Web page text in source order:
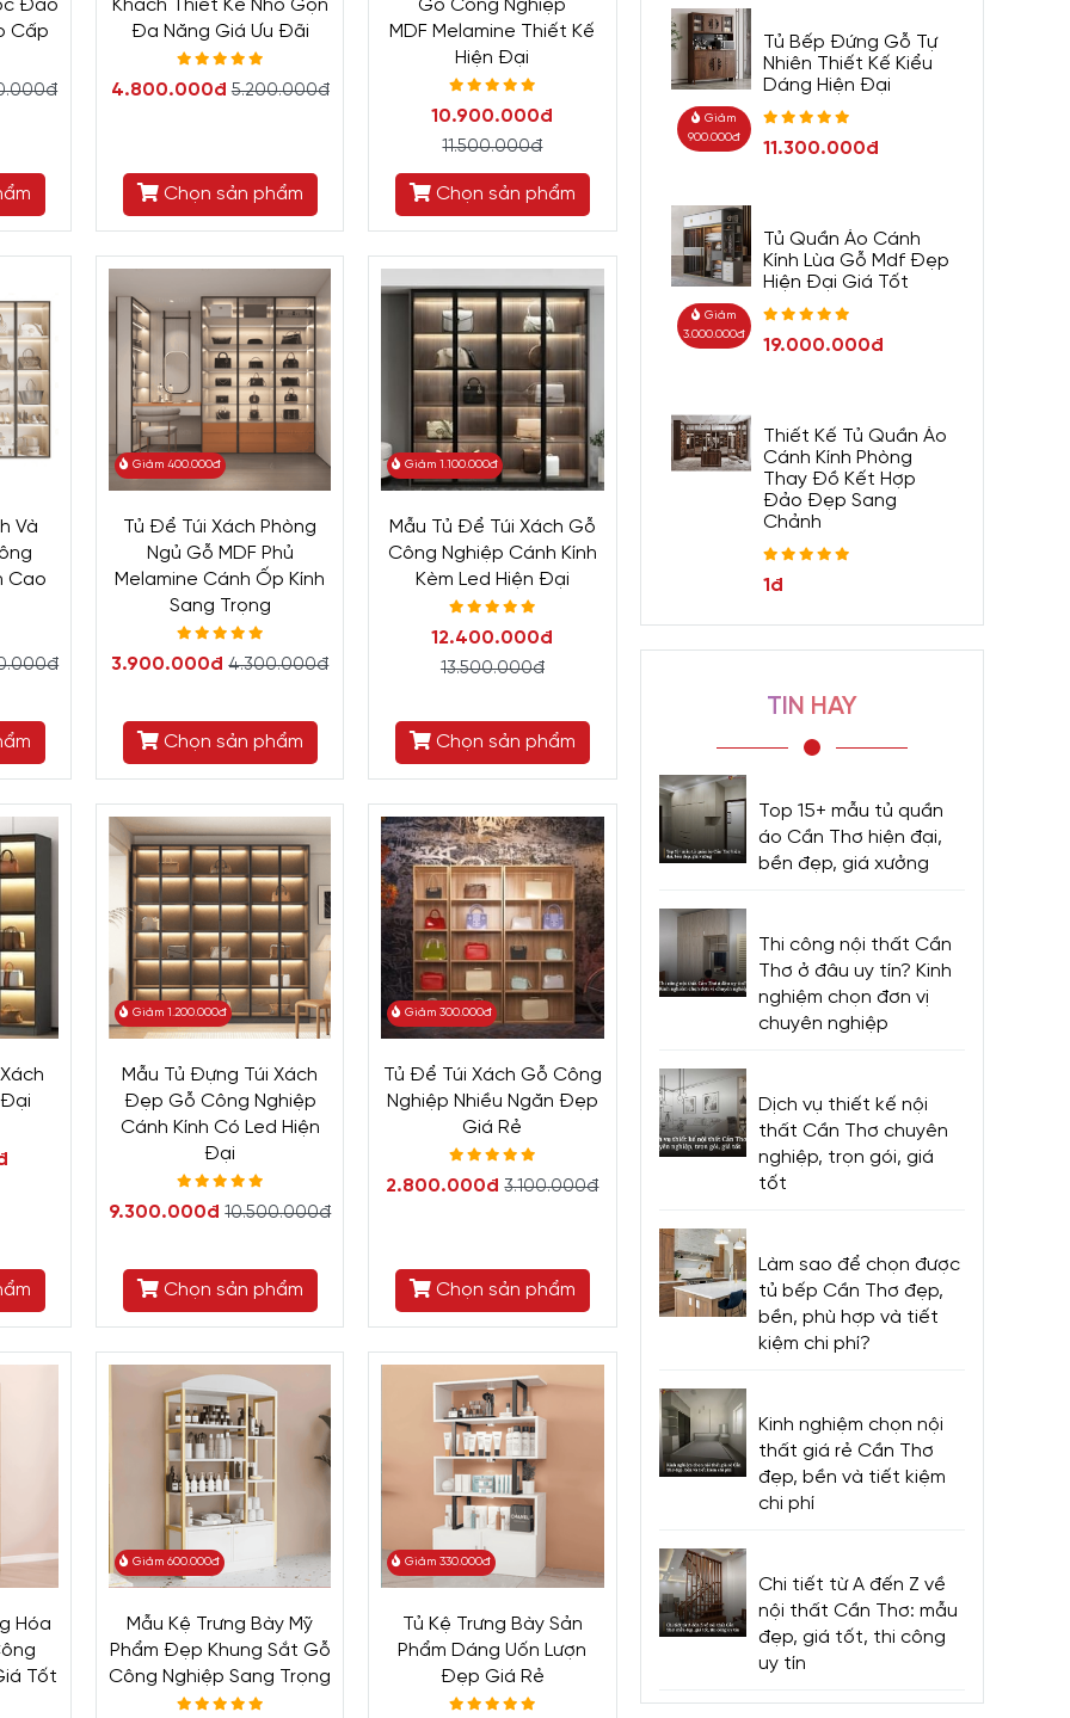
Đáo
Cấp
Khách Thiết Kế Nhỏ Gọn
Đa Năng Giá Ưu Đãi
4.800.000đ 5.200.000đ
Chọn sản phẩm
Gỗ Công Nghiệp
MDF Melamine Thiết Kế
Hiện Đại
10.900.000đ
11.500.000đ
Chọn sản phẩm
Và
Cao
Giảm 400.000đ
Tủ Để Túi Xách Phòng
Ngủ Gỗ MDF Phủ
Melamine Cánh Ốp Kính
Sang Trọng
3.900.000đ 4.300.000đ
Chọn sản phẩm
Giảm 1.100.000đ
Mẫu Tủ Để Túi Xách Gỗ
Công Nghiệp Cánh Kính
Kèm Led Hiện Đại
12.400.000đ
13.500.000đ
Chọn sản phẩm
Đại
Giảm 1.200.000đ
Mẫu Tủ Đựng Túi Xách
Đẹp Gỗ Công Nghiệp
Cánh Kính Có Led Hiện
Đại
9.300.000đ 10.500.000đ
Chọn sản phẩm
Giảm 300.000đ
Tủ Để Túi Xách Gỗ Công
Nghiệp Nhiều Ngăn Đẹp
Giá Rẻ
2.800.000đ 3.100.000đ
Chọn sản phẩm
Hóa
Tốt
Giảm 600.000đ
Mẫu Kệ Trưng Bày Mỹ
Phẩm Đẹp Khung Sắt Gỗ
Công Nghiệp Sang Trọng
Giảm 330.000đ
Tủ Kệ Trưng Bày Sản
Phẩm Dáng Uốn Lượn
Đẹp Giá Rẻ
Giảm
900.000đ
Tủ Bếp Đứng Gỗ Tự
Nhiên Thiết Kế Kiểu
Dáng Hiện Đại
11.300.000đ
Giảm
3.000.000đ
Tủ Quần Áo Cánh
Kính Lùa Gỗ Mdf Đẹp
Hiện Đại Giá Tốt
19.000.000đ
Thiết Kế Tủ Quần Áo
Cánh Kính Phòng
Thay Đồ Kết Hợp
Đảo Đẹp Sang
Chảnh
1đ
TIN HAY
Top 15+ mẫu tủ quần
áo Cần Thơ hiện đại,
bền đẹp, giá xưởng
Thi công nội thất Cần
Thơ ở đâu uy tín? Kinh
nghiệm chọn đơn vị
chuyên nghiệp
Dịch vụ thiết kế nội
thất Cần Thơ chuyên
nghiệp, trọn gói, giá
tốt
Làm sao để chọn được
tủ bếp Cần Thơ đẹp,
bền, phù hợp và tiết
kiệm chi phí?
Kinh nghiệm chọn nội
thất giá rẻ Cần Thơ
đẹp, bền và tiết kiệm
chi phí
Chi tiết từ A đến Z về
nội thất Cần Thơ: mẫu
đẹp, giá tốt, thi công
uy tín